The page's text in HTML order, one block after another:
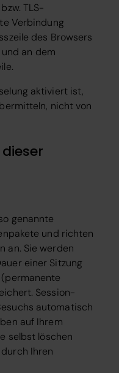
TLS-
Verbindung
des Browsers
an dem
aktiviert ist,
nicht von
genannte
und richten
an. Sie werden
einer Sitzung
Session-
automatisch
auf Ihrem
selbst löschen
Ihren